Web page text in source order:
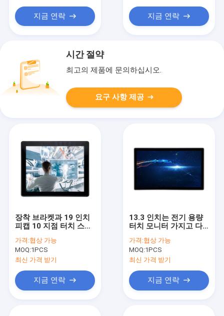
지금 연락 지금 연락
시간 절약
최고의 제품에 문의하십시오.
요구 사항 제공
장착 브라켓과 19 인치
피캡 10 지점 터치 스크
가격:협상 가능
MOQ:1PCS
최신 가격 받기
지금 연락
13.3 인치는 전기 용량
터치 모니터 가지고 다
다중 터치를 계획했습니
다
가격:협상 가능
MOQ:1PCS
최신 가격 받기
지금 연락